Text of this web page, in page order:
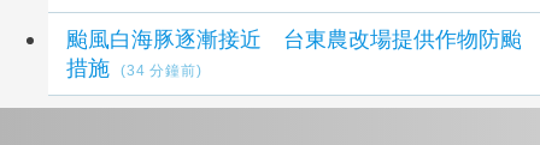
颱風白海豚逐漸接近 台東農改場提供作物防颱
措施
(34 分鐘前)